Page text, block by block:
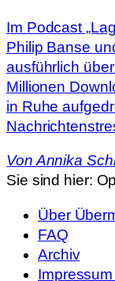
Im Podcast
Philip Banse
ausführlich
Millionen
in Ruhe
VonAnnika
Sie sind hier:
Über
FAQ
Archiv